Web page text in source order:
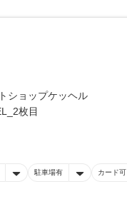
駐車場有 カード可